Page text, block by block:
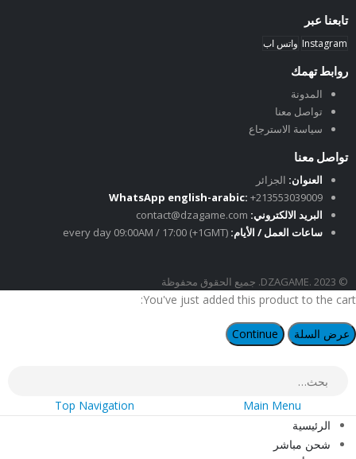
تابعنا عبر
Instagram واتس اب
روابط تهمك
المدونة
تواصل معنا
سياسة الاسترجاع
تواصل معنا
العنوان: الجزائر
WhatsApp english-arabic: +213553039009
البريد الالكتروني: contact@dzagame.com
ساعات العمل / الأيام: every day 09:00AM / 17:00 (+1GMT)
© DZAGAME. 2023. جميع الحقوق محفوظة
You've just added this product to the cart:
عرض السلة Continue
Main Menu
Top Navigation
الرئيسية
شحن مباشر